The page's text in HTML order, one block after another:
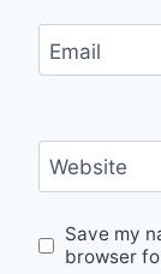
Email
Website
Save my
browser